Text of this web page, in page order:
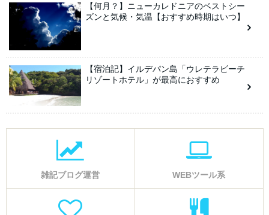
【何月？】ニューカレドニアのベストシー
ズンと気候・気温【おすすめ時期はいつ】
【宿泊記】イルデパン島「ウレテラビーチ
リゾートホテル」が最高におすすめ
雑記ブログ運営 WEBツール系